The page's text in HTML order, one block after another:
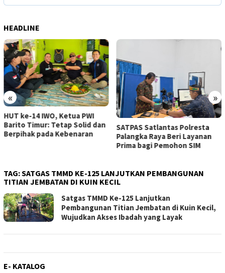
HEADLINE
« »
HUT ke-14 IWO, Ketua PWI
Barito Timur: Tetap Solid dan
Berpihak pada Kebenaran
SATPAS Satlantas Polresta
Palangka Raya Beri Layanan
Prima bagi Pemohon SIM
TAG:SATGAS TMMD KE-125 LANJUTKAN PEMBANGUNAN
TITIAN JEMBATAN DI KUIN KECIL
Satgas TMMD Ke-125 Lanjutkan
Pembangunan Titian Jembatan di Kuin Kecil,
Wujudkan Akses Ibadah yang Layak
E- KATALOG